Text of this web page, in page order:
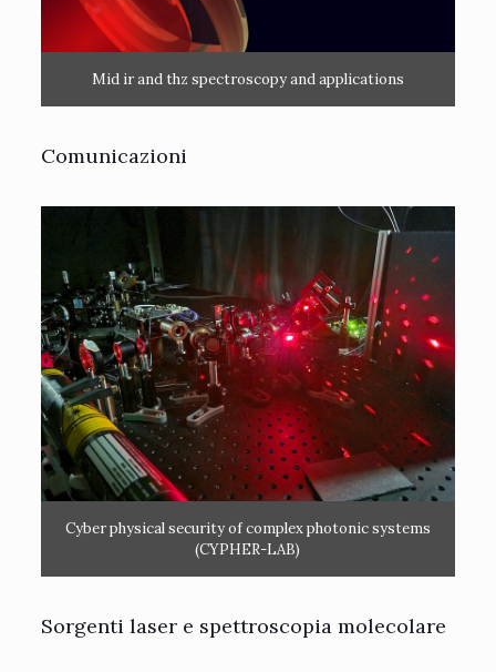
Mid ir and thz spectroscopy and applications
Comunicazioni
Cyber physical security of complex photonic systems
(CYPHER-LAB)
Sorgenti laser e spettroscopia molecolare